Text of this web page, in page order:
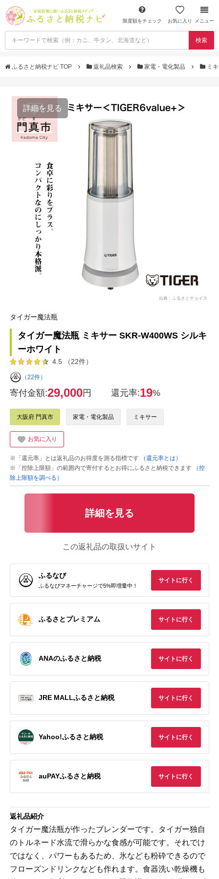
限度額をチェック お気に入り メニュー
検索
ふるさと納税ナビ TOP 返礼品検索 家電・電化製品 ミ
詳細を見る
出典：ふるさとチョイス
タイガー魔法瓶
タイガー魔法瓶 ミキサー SKR-W400WS シルキ
ーホワイト
4.5 （22件）
（22件）
寄付金額:29,000円 還元率:19%
大阪府 門真市 家電・電化製品 ミキサー
お気に入り
※「還元率」とは返礼品のお得度を測る指標です
（還元率とは）
※「控除上限額」の範囲内で寄付するとお得にふるさと納税できます
（控
除上限額を調べる）
詳細を見る
この返礼品の取扱いサイト
ふるなび
ふるなびマネーチャージで5%即増量中！
サイトに行く
ふるさとプレミアム サイトに行く
ANAのふるさと納税 サイトに行く
JRE MALLふるさと納税 サイトに行く
Yahoo!ふるさと納税 サイトに行く
auPAYふるさと納税 サイトに行く
返礼品紹介
タイガー魔法瓶が作ったブレンダーです。タイガー独自
のトルネード水流で滑らかな食感が可能です。それでけ
ではなく、パワーもあるため、氷なども粉砕できるので
フローズンドリンクなども作れます。食器洗い乾燥機も